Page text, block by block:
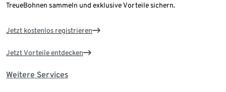
TreueBohnen sammeln und exklusive Vorteile sichern.
Jetzt kostenlos registrieren
Jetzt Vorteile entdecken
Weitere Services